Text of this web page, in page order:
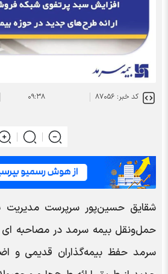
کد خبر: ۸۷۰۵۶ ۰۹:۳۸
شقایق حسین‌پور سرپرست مدیریت
حمل‌ونقل بیمه سرمد در مصاحبه ای
سرمد حفظ بیمه‌گذاران قدیمی و